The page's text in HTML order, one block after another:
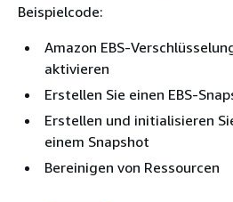
Beispielcode:
Amazon EBS-
aktivieren
Erstellen Sie einen EBS-
Erstellen und initialisieren
einem Snapshot
Bereinigen von Ressourcen